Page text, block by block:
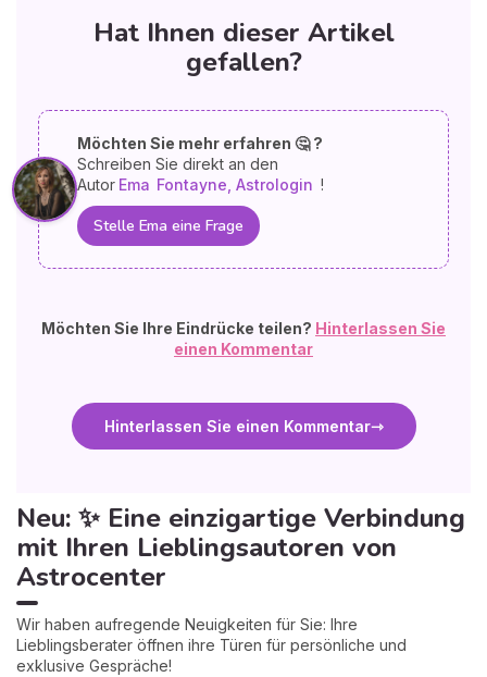
Hat Ihnen dieser Artikel
gefallen?
Möchten Sie mehr erfahren 🤔 ?
Schreiben Sie direkt an den
Autor Ema Fontayne, Astrologin !
Stelle Ema eine Frage
Möchten Sie Ihre Eindrücke teilen? Hinterlassen Sie
einen Kommentar
Hinterlassen Sie einen Kommentar
Neu: ✨ Eine einzigartige Verbindung
mit Ihren Lieblingsautoren von
Astrocenter
Wir haben aufregende Neuigkeiten für Sie: Ihre
Lieblingsberater öffnen ihre Türen für persönliche und
exklusive Gespräche!